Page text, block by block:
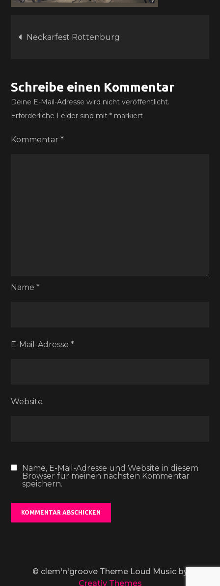
Beitragsnavigation
Neckarfest Rottenburg
Schreibe einen Kommentar
Deine E-Mail-Adresse wird nicht veröffentlicht.
Erforderliche Felder sind mit* markiert
Kommentar*
Name*
E-Mail-Adresse*
Website
Name, E-Mail-Adresse und Website in diesem
Browser für meinen nächsten Kommentar
speichern.
© clem'n'groove Theme Loud Music by
Creativ Themes